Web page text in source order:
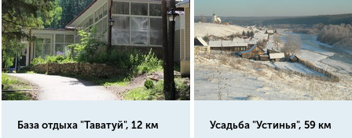
База отдыха "Таватуй", 12 км
Усадьба "Устинья", 59 км